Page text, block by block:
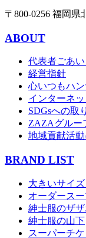
〒800-0256 福岡
ABOUT
代表者ごあ
経営指針
心いつもハ
インターネ
SDGsへの取
ZAZAグルー
地域貢献活
BRAND LIST
大きいサイ
オーダース
紳士服のザ
紳士服の山下
スーパーチケ